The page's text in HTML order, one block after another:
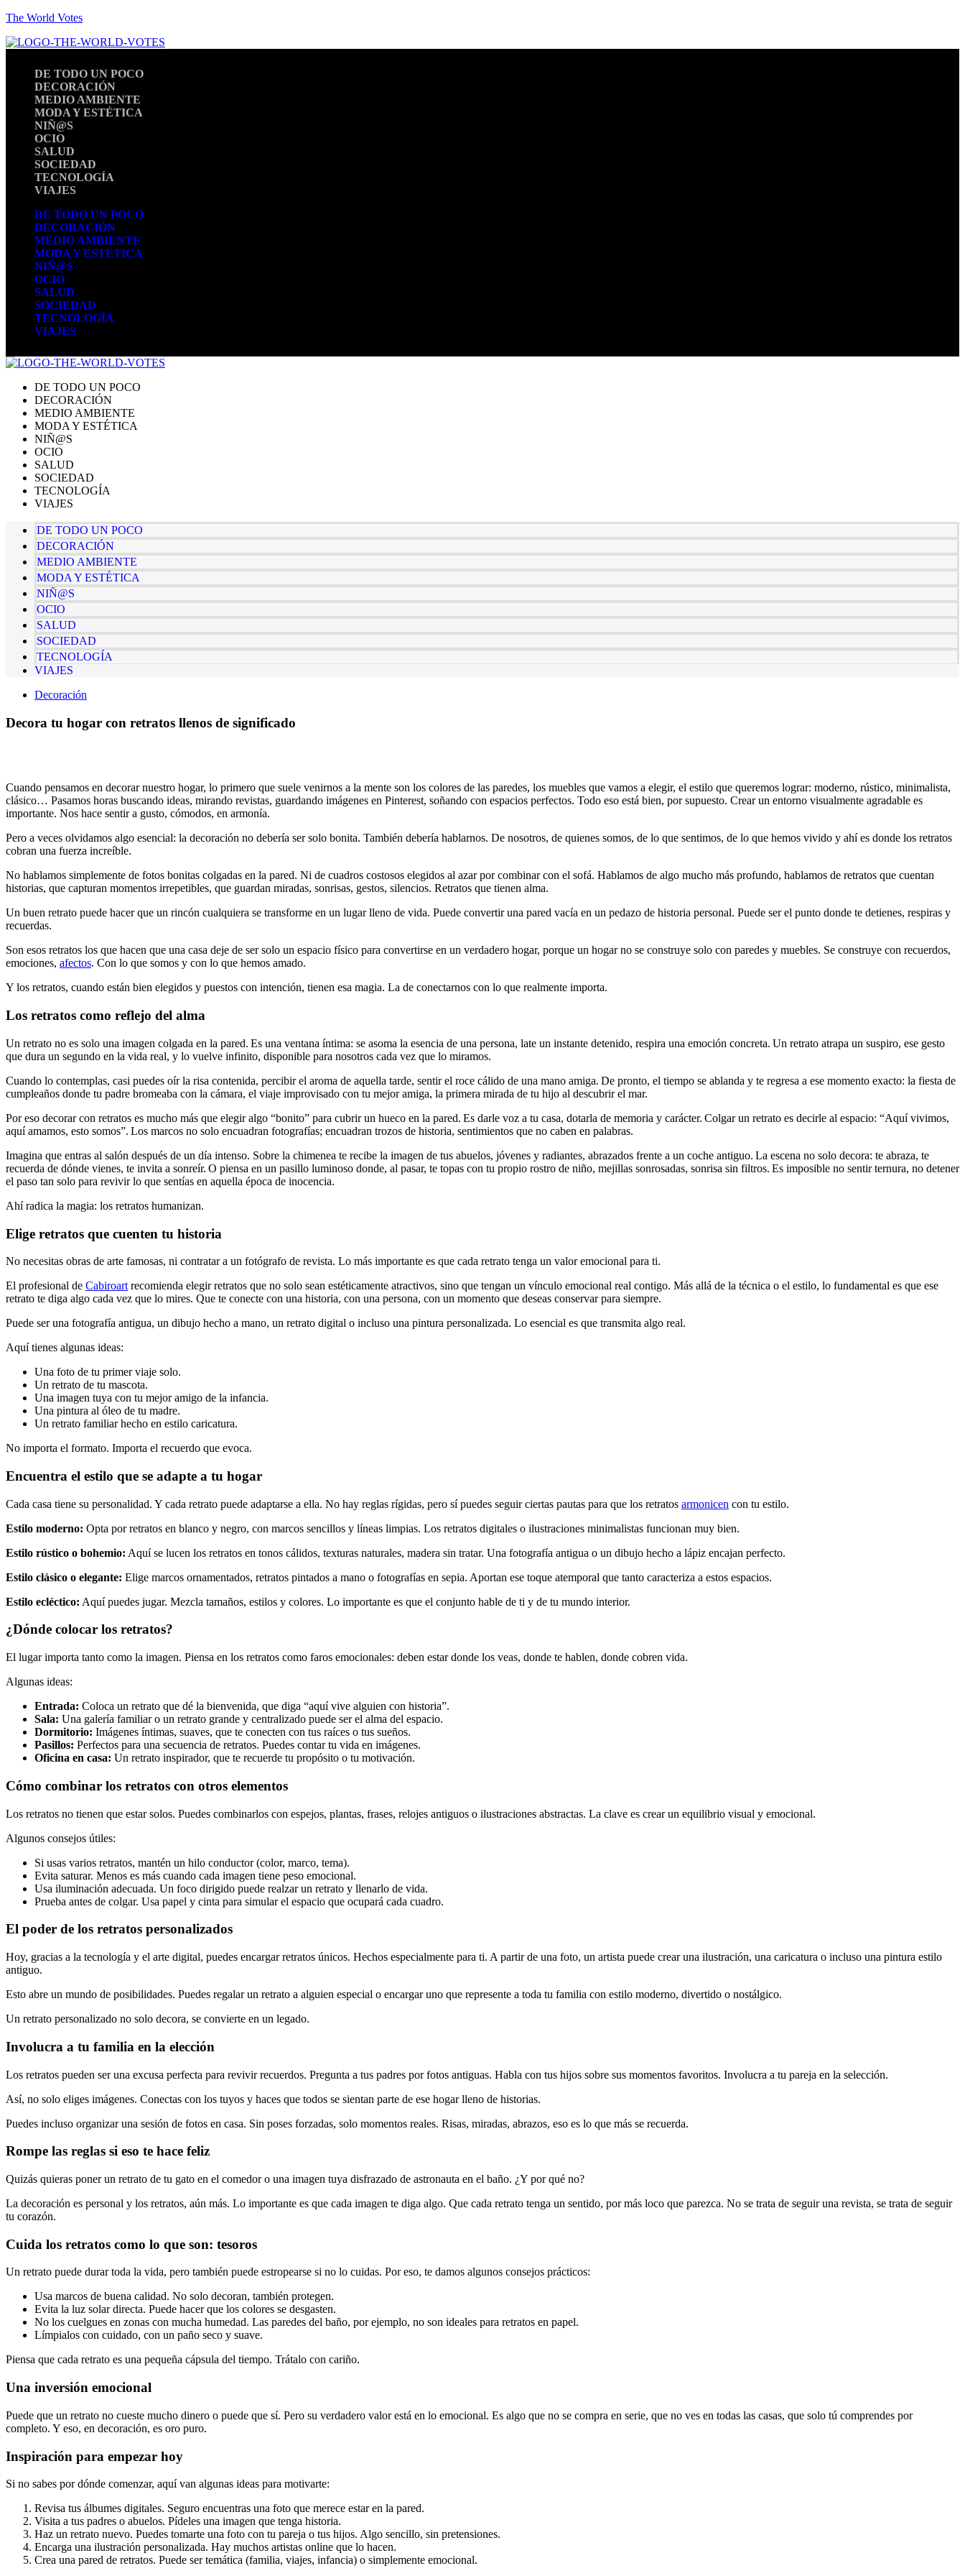
The World Votes
DE TODO UN POCO
DECORACIÓN
MEDIO AMBIENTE
MODA Y ESTÉTICA
NIÑ@S
OCIO
SALUD
SOCIEDAD
TECNOLOGÍA
VIAJES
DE TODO UN POCO
DECORACIÓN
MEDIO AMBIENTE
MODA Y ESTÉTICA
NIÑ@S
OCIO
SALUD
SOCIEDAD
TECNOLOGÍA
VIAJES
DE TODO UN POCO
DECORACIÓN
MEDIO AMBIENTE
MODA Y ESTÉTICA
NIÑ@S
OCIO
SALUD
SOCIEDAD
TECNOLOGÍA
VIAJES
DE TODO UN POCO
DECORACIÓN
MEDIO AMBIENTE
MODA Y ESTÉTICA
NIÑ@S
OCIO
SALUD
SOCIEDAD
TECNOLOGÍA
VIAJES
Decoración
Decora tu hogar con retratos llenos de significado
Cuando pensamos en decorar nuestro hogar, lo primero que suele venirnos a la mente son los colores de las paredes, los muebles que vamos a elegir, el estilo que queremos lograr: moderno, rústico, minimalista,
clásico… Pasamos horas buscando ideas, mirando revistas, guardando imágenes en Pinterest, soñando con espacios perfectos. Todo eso está bien, por supuesto. Crear un entorno visualmente agradable es
importante. Nos hace sentir a gusto, cómodos, en armonía.
Pero a veces olvidamos algo esencial: la decoración no debería ser solo bonita. También debería hablarnos. De nosotros, de quienes somos, de lo que sentimos, de lo que hemos vivido y ahí es donde los retratos
cobran una fuerza increíble.
No hablamos simplemente de fotos bonitas colgadas en la pared. Ni de cuadros costosos elegidos al azar por combinar con el sofá. Hablamos de algo mucho más profundo, hablamos de retratos que cuentan
historias, que capturan momentos irrepetibles, que guardan miradas, sonrisas, gestos, silencios. Retratos que tienen alma.
Un buen retrato puede hacer que un rincón cualquiera se transforme en un lugar lleno de vida. Puede convertir una pared vacía en un pedazo de historia personal. Puede ser el punto donde te detienes, respiras y
recuerdas.
Son esos retratos los que hacen que una casa deje de ser solo un espacio físico para convertirse en un verdadero hogar, porque un hogar no se construye solo con paredes y muebles. Se construye con recuerdos,
emociones, afectos. Con lo que somos y con lo que hemos amado.
Y los retratos, cuando están bien elegidos y puestos con intención, tienen esa magia. La de conectarnos con lo que realmente importa.
Los retratos como reflejo del alma
Un retrato no es solo una imagen colgada en la pared. Es una ventana íntima: se asoma la esencia de una persona, late un instante detenido, respira una emoción concreta. Un retrato atrapa un suspiro, ese gesto
que dura un segundo en la vida real, y lo vuelve infinito, disponible para nosotros cada vez que lo miramos.
Cuando lo contemplas, casi puedes oír la risa contenida, percibir el aroma de aquella tarde, sentir el roce cálido de una mano amiga. De pronto, el tiempo se ablanda y te regresa a ese momento exacto: la fiesta de
cumpleaños donde tu padre bromeaba con la cámara, el viaje improvisado con tu mejor amiga, la primera mirada de tu hijo al descubrir el mar.
Por eso decorar con retratos es mucho más que elegir algo “bonito” para cubrir un hueco en la pared. Es darle voz a tu casa, dotarla de memoria y carácter. Colgar un retrato es decirle al espacio: “Aquí vivimos,
aquí amamos, esto somos”. Los marcos no solo encuadran fotografías; encuadran trozos de historia, sentimientos que no caben en palabras.
Imagina que entras al salón después de un día intenso. Sobre la chimenea te recibe la imagen de tus abuelos, jóvenes y radiantes, abrazados frente a un coche antiguo. La escena no solo decora: te abraza, te
recuerda de dónde vienes, te invita a sonreír. O piensa en un pasillo luminoso donde, al pasar, te topas con tu propio rostro de niño, mejillas sonrosadas, sonrisa sin filtros. Es imposible no sentir ternura, no detener
el paso tan solo para revivir lo que sentías en aquella época de inocencia.
Ahí radica la magia: los retratos humanizan.
Elige retratos que cuenten tu historia
No necesitas obras de arte famosas, ni contratar a un fotógrafo de revista. Lo más importante es que cada retrato tenga un valor emocional para ti.
El profesional de Cabiroart recomienda elegir retratos que no solo sean estéticamente atractivos, sino que tengan un vínculo emocional real contigo. Más allá de la técnica o el estilo, lo fundamental es que ese
retrato te diga algo cada vez que lo mires. Que te conecte con una historia, con una persona, con un momento que deseas conservar para siempre.
Puede ser una fotografía antigua, un dibujo hecho a mano, un retrato digital o incluso una pintura personalizada. Lo esencial es que transmita algo real.
Aquí tienes algunas ideas:
Una foto de tu primer viaje solo.
Un retrato de tu mascota.
Una imagen tuya con tu mejor amigo de la infancia.
Una pintura al óleo de tu madre.
Un retrato familiar hecho en estilo caricatura.
No importa el formato. Importa el recuerdo que evoca.
Encuentra el estilo que se adapte a tu hogar
Cada casa tiene su personalidad. Y cada retrato puede adaptarse a ella. No hay reglas rígidas, pero sí puedes seguir ciertas pautas para que los retratos armonicen con tu estilo.
Estilo moderno: Opta por retratos en blanco y negro, con marcos sencillos y líneas limpias. Los retratos digitales o ilustraciones minimalistas funcionan muy bien.
Estilo rústico o bohemio: Aquí se lucen los retratos en tonos cálidos, texturas naturales, madera sin tratar. Una fotografía antigua o un dibujo hecho a lápiz encajan perfecto.
Estilo clásico o elegante: Elige marcos ornamentados, retratos pintados a mano o fotografías en sepia. Aportan ese toque atemporal que tanto caracteriza a estos espacios.
Estilo ecléctico: Aquí puedes jugar. Mezcla tamaños, estilos y colores. Lo importante es que el conjunto hable de ti y de tu mundo interior.
¿Dónde colocar los retratos?
El lugar importa tanto como la imagen. Piensa en los retratos como faros emocionales: deben estar donde los veas, donde te hablen, donde cobren vida.
Algunas ideas:
Entrada: Coloca un retrato que dé la bienvenida, que diga “aquí vive alguien con historia”.
Sala: Una galería familiar o un retrato grande y centralizado puede ser el alma del espacio.
Dormitorio: Imágenes íntimas, suaves, que te conecten con tus raíces o tus sueños.
Pasillos: Perfectos para una secuencia de retratos. Puedes contar tu vida en imágenes.
Oficina en casa: Un retrato inspirador, que te recuerde tu propósito o tu motivación.
Cómo combinar los retratos con otros elementos
Los retratos no tienen que estar solos. Puedes combinarlos con espejos, plantas, frases, relojes antiguos o ilustraciones abstractas. La clave es crear un equilibrio visual y emocional.
Algunos consejos útiles:
Si usas varios retratos, mantén un hilo conductor (color, marco, tema).
Evita saturar. Menos es más cuando cada imagen tiene peso emocional.
Usa iluminación adecuada. Un foco dirigido puede realzar un retrato y llenarlo de vida.
Prueba antes de colgar. Usa papel y cinta para simular el espacio que ocupará cada cuadro.
El poder de los retratos personalizados
Hoy, gracias a la tecnología y el arte digital, puedes encargar retratos únicos. Hechos especialmente para ti. A partir de una foto, un artista puede crear una ilustración, una caricatura o incluso una pintura estilo
antiguo.
Esto abre un mundo de posibilidades. Puedes regalar un retrato a alguien especial o encargar uno que represente a toda tu familia con estilo moderno, divertido o nostálgico.
Un retrato personalizado no solo decora, se convierte en un legado.
Involucra a tu familia en la elección
Los retratos pueden ser una excusa perfecta para revivir recuerdos. Pregunta a tus padres por fotos antiguas. Habla con tus hijos sobre sus momentos favoritos. Involucra a tu pareja en la selección.
Así, no solo eliges imágenes. Conectas con los tuyos y haces que todos se sientan parte de ese hogar lleno de historias.
Puedes incluso organizar una sesión de fotos en casa. Sin poses forzadas, solo momentos reales. Risas, miradas, abrazos, eso es lo que más se recuerda.
Rompe las reglas si eso te hace feliz
Quizás quieras poner un retrato de tu gato en el comedor o una imagen tuya disfrazado de astronauta en el baño. ¿Y por qué no?
La decoración es personal y los retratos, aún más. Lo importante es que cada imagen te diga algo. Que cada retrato tenga un sentido, por más loco que parezca. No se trata de seguir una revista, se trata de seguir
tu corazón.
Cuida los retratos como lo que son: tesoros
Un retrato puede durar toda la vida, pero también puede estropearse si no lo cuidas. Por eso, te damos algunos consejos prácticos:
Usa marcos de buena calidad. No solo decoran, también protegen.
Evita la luz solar directa. Puede hacer que los colores se desgasten.
No los cuelgues en zonas con mucha humedad. Las paredes del baño, por ejemplo, no son ideales para retratos en papel.
Límpialos con cuidado, con un paño seco y suave.
Piensa que cada retrato es una pequeña cápsula del tiempo. Trátalo con cariño.
Una inversión emocional
Puede que un retrato no cueste mucho dinero o puede que sí. Pero su verdadero valor está en lo emocional. Es algo que no se compra en serie, que no ves en todas las casas, que solo tú comprendes por
completo. Y eso, en decoración, es oro puro.
Inspiración para empezar hoy
Si no sabes por dónde comenzar, aquí van algunas ideas para motivarte:
Revisa tus álbumes digitales. Seguro encuentras una foto que merece estar en la pared.
Visita a tus padres o abuelos. Pídeles una imagen que tenga historia.
Haz un retrato nuevo. Puedes tomarte una foto con tu pareja o tus hijos. Algo sencillo, sin pretensiones.
Encarga una ilustración personalizada. Hay muchos artistas online que lo hacen.
Crea una pared de retratos. Puede ser temática (familia, viajes, infancia) o simplemente emocional.